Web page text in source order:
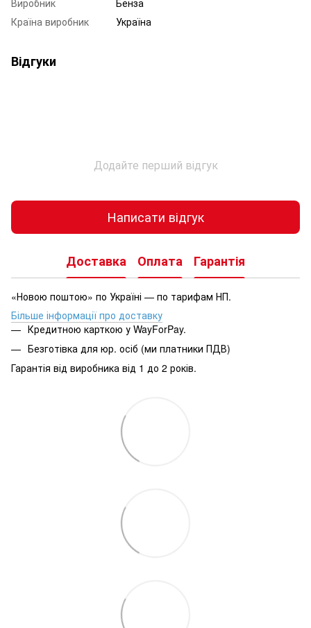
Країна виробник
Україна
Відгуки
Додайте перший відгук
Написати відгук
Доставка Оплата Гарантія
«Новою поштою» по Україні — по тарифам НП.
Більше інформації про доставку
Кредитною карткою у WayForPay.
Безготівка для юр. осіб (ми платники ПДВ)
Гарантія від виробника від 1 до 2 років.